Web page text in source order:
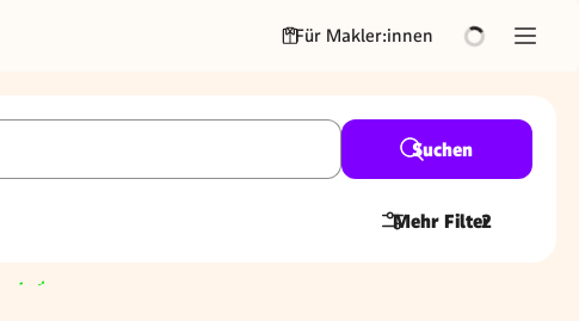
Für Makler:innen
Suchen
Mehr Filter
2